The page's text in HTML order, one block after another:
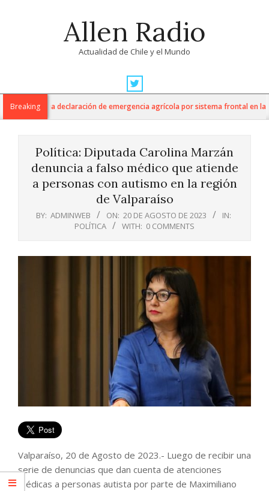
Allen Radio
Actualidad de Chile y el Mundo
Navigation
MenuBreaking
anuncia declaración de emergencia agrícola por sistema frontal en la
Política: Diputada Carolina Marzán
denuncia a falso médico que atiende
a personas con autismo en la región
de Valparaíso
BY: ADMINWEB ON: 20 DE AGOSTO DE 2023
IN:
POLÍTICA
WITH: 0 COMMENTS
Valparaíso, 20 de Agosto de 2023.- Luego de recibir una
serie de denuncias que dan cuenta de atenciones
médicas a personas autista por parte de Maximiliano